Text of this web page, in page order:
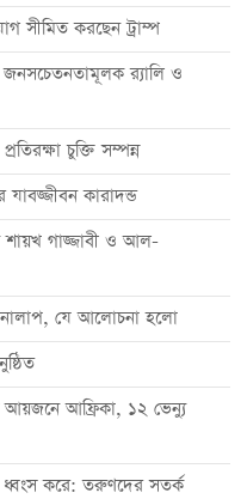
সীমিত করছেন ট্রাম্প
জনসচেতনতামূলক র‍্যালি ও
চুক্তি সম্পন্ন
যাবজ্জীবন কারাদন্ড
শায়খ গাজ্জাবী ও আল-
যে আলোচনা হলো
আয়জনে আফ্রিকা, ১২ ভেন্যু
করে: তরুণদের সতর্ক